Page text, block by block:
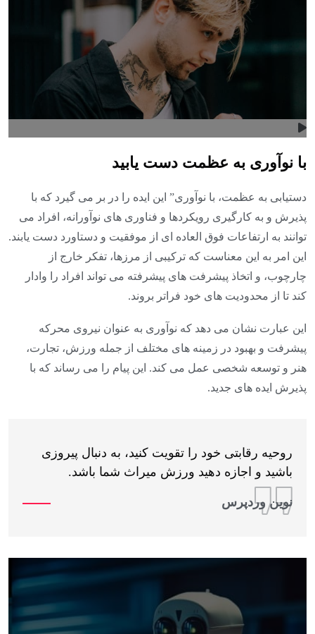
با نوآوری به عظمت دست یابید
دستیابی به عظمت، با نوآوری” این ایده را در بر می گیرد که با
پذیرش و به کارگیری رویکردها و فناوری های نوآورانه، افراد می
توانند به ارتفاعات فوق العاده ای از موفقیت و دستاورد دست یابند.
این امر به این معناست که ترکیبی از مرزها، تفکر خارج از
چارچوب، و اتخاذ پیشرفت های پیشرفته می تواند افراد را وادار
کند تا از محدودیت های خود فراتر بروند.
این عبارت نشان می دهد که نوآوری به عنوان نیروی محرکه
پیشرفت و بهبود در زمینه های مختلف از جمله ورزش، تجارت،
هنر و توسعه شخصی عمل می کند. این پیام را می رساند که با
پذیرش ایده های جدید.
روحیه رقابتی خود را تقویت کنید، به دنبال پیروزی
باشید و اجازه دهید ورزش میراث شما باشد.
نوین وردپرس